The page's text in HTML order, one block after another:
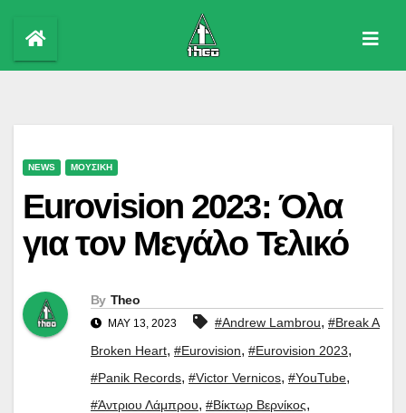
content
NEWS ΜΟΥΣΙΚΗ
Eurovision 2023: Όλα
για τον Μεγάλο Τελικό
By Theo
MAY 13, 2023 #Andrew Lambrou, #Break A
Broken Heart, #Eurovision, #Eurovision 2023,
#Panik Records, #Victor Vernicos, #YouTube,
#Άντριου Λάμπρου, #Βίκτωρ Βερνίκος,